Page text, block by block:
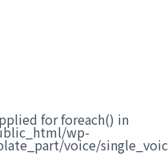
for foreach() in
wp-
voice/